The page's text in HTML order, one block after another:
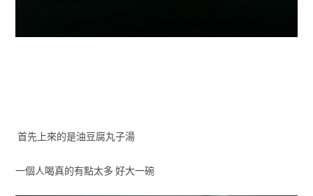
首先上來的是油豆腐丸子湯
一個人喝真的有點太多 好大一碗